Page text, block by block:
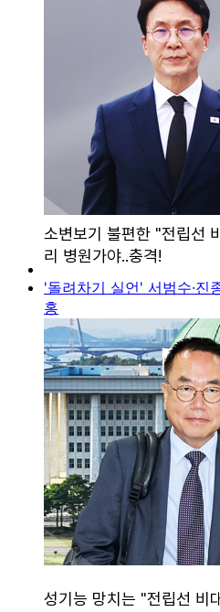
'돌려차기 실언' 서범수·진
홍